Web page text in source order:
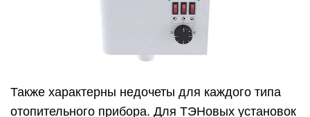
Также характерны недочеты для каждого типа
отопительного прибора. Для ТЭНовых установок